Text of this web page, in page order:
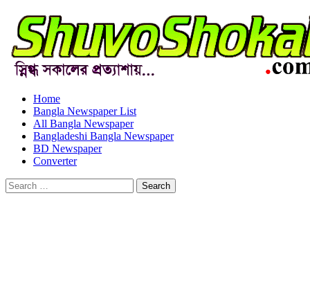
Home
Bangla Newspaper List
All Bangla Newspaper
Bangladeshi Bangla Newspaper
BD Newspaper
Converter
Search
for: